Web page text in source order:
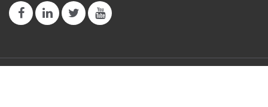
ーチャーごとの製品型
トレーニング
色と見えの原理（FOCA）：オンライン
eXact 2 onboarding
パッケージ用インクの正確な色を素早く調合する方
X-Rite eXact 2: 色彩ツールの紹介
eXact 2 の色彩ツールを用いた、ベタパッチの